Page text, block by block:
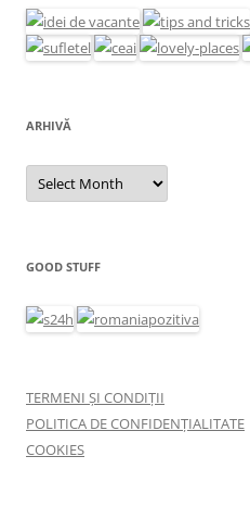
ARHIVĂ
Arhivă
GOOD STUFF
TERMENI ȘI CONDIȚII
POLITICA DE CONFIDENȚIALITATE
COOKIES